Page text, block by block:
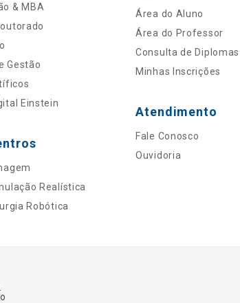
& MBA
Gestão
Einstein
Realística
Robótica
Área do Aluno
Área do Professor
Consulta de Diplomas
Minhas Inscrições
Atendimento
Fale Conosco
Ouvidoria